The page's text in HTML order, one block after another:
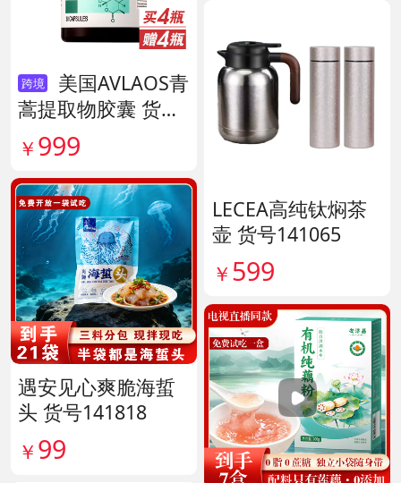
跨境
美国AVLAOS青
蒿提取物胶囊 货号
140567
￥ 999
遇安见心爽脆海蜇
头 货号141818
￥ 99
LECEA高纯钛焖茶
壶 货号141065
￥ 599